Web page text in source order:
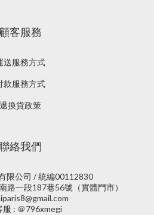
顧客服務
送服務方式
款服務方式
退換貨政策
絡我們
限公司 / 統編00112830
路一段187巷56號（實體門市）
服 : ＠796xmegi